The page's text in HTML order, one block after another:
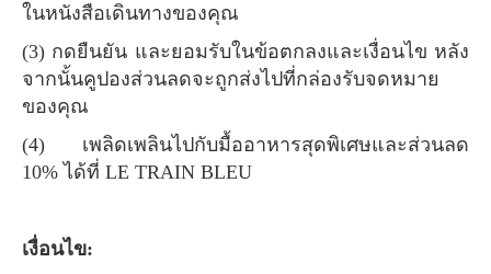
ในหนังสือเดินทางของคุณ
(3) กดยืนยัน และยอมรับในข้อตกลงและเงื่อนไข หลัง
จากนั้นคูปองส่วนลดจะถูกส่งไปที่กล่องรับจดหมาย
ของคุณ
(4) เพลิดเพลินไปกับมื้ออาหารสุดพิเศษและส่วนลด
10% ได้ที่ LE TRAIN BLEU
เงื่อนไข: